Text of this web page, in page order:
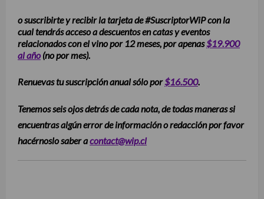
o suscribirte y recibir la tarjeta de #SuscriptorWiP con la
cual tendrás acceso a descuentos en catas y eventos
relacionados con el vino por 12 meses, por apenas$19.900
al año(no por mes).
Renuevas tu suscripción anual sólo por$16.500.
Tenemos seis ojos detrás de cada nota, de todas maneras si
encuentras algún error de información o redacción por favor
hacérnoslo saber acontact@wip.cl